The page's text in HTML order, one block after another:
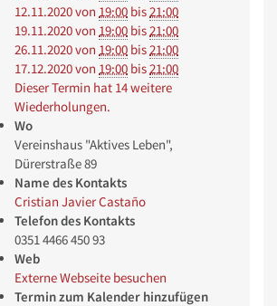
12.11.2020von 19:00 bis21:00
19.11.2020von 19:00 bis21:00
26.11.2020von 19:00 bis21:00
17.12.2020von 19:00 bis21:00
Dieser Termin hat 14 weitere
Wiederholungen.
Wo
Vereinshaus "Aktives Leben",
Dürerstraße 89
Name des Kontakts
Cristian Javier Castaño
Telefon des Kontakts
0351 4466 450 93
Web
Externe Webseite besuchen
Termin zum Kalender hinzufügen